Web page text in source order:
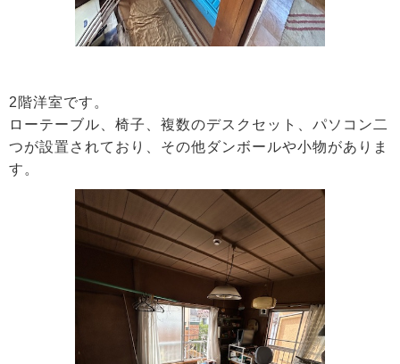
2階洋室です。
ローテーブル、椅子、複数のデスクセット、パソコン二
つが設置されており、その他ダンボールや小物がありま
す。